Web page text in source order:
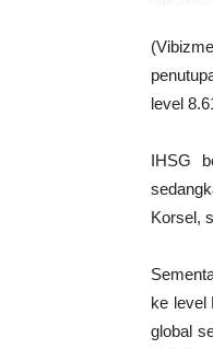
level
IHSG
Korsel,
ke level
global